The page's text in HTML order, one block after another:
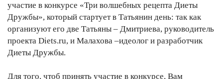
участие в конкурсе «Три волшебных рецепта Диеты
Дружбы», который стартует в Татьянин день: так как
организуют его две Татьяны – Дмитриева, руководитель
проекта Diets.ru, и Малахова –идеолог и разработчик
Диеты Дружбы.
Для того, чтоб принять участие в конкурсе, Вам